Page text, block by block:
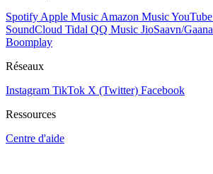
Spotify Apple Music Amazon MusicYouTube
SoundCloud Tidal QQ Music JioSaavn/Gaana
Boomplay
Réseaux
Instagram TikTok X (Twitter) Facebook
Ressources
Centre d'aide